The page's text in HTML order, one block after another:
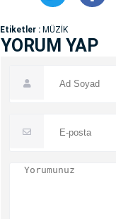
Etiketler : MÜZİK
YORUM YAP